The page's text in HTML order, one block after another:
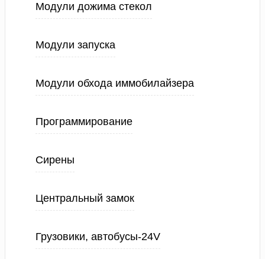
Модули дожима стекол
Модули запуска
Модули обхода иммобилайзера
Программирование
Сирены
Центральный замок
Грузовики, автобусы-24V